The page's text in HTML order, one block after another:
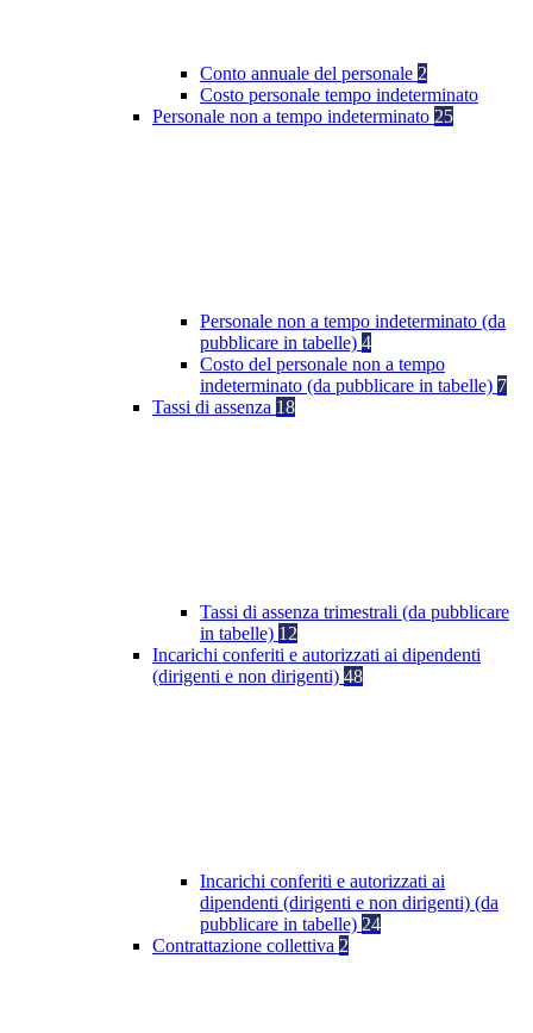
Conto annuale del personale 2
Costo personale tempo indeterminato
Personale non a tempo indeterminato 25
Personale non a tempo indeterminato (da
pubblicare in tabelle) 4
Costo del personale non a tempo
indeterminato (da pubblicare in tabelle) 7
Tassi di assenza 18
Tassi di assenza trimestrali (da pubblicare
in tabelle) 12
Incarichi conferiti e autorizzati ai dipendenti
(dirigenti e non dirigenti) 48
Incarichi conferiti e autorizzati ai
dipendenti (dirigenti e non dirigenti) (da
pubblicare in tabelle) 24
Contrattazione collettiva 2